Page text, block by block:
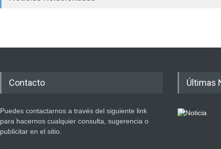
Contacto
Puedes contactarnos a través del siguiente link
para hacernos cualquier consulta, sugerencia o
publicitar en el sitio.
Últimas